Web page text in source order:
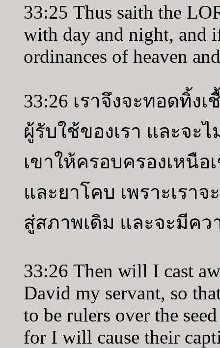
33:25 Thus saith the
with day and night, and
ordinances of heaven
33:26 เราจึงจะทอดทิ้ง
ผู้รับใช้ของเรา และจะ
เขาให้ครอบครองเหนื
และยาโคบ เพราะเรา
สู่สภาพเดิม และจะมีคว
33:26 Then will I cast
David my servant, so
to be rulers over the
for I will cause their